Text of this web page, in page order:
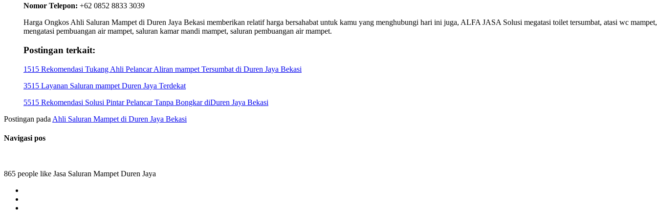
Nomor Telepon: +62 0852 8833 3039
Harga Ongkos Ahli Saluran Mampet di Duren Jaya Bekasi memberikan relatif harga bersahabat untuk kamu yang menghubungi hari ini juga, ALFA JASA Solusi megatasi toilet tersumbat, atasi wc
mengatasi pembuangan air mampet, saluran kamar mandi mampet, saluran pembuangan air mampet.
Postingan terkait:
1515 Rekomendasi Tukang Ahli Pelancar Aliran mampet Tersumbat di Duren Jaya Bekasi
3515 Layanan Saluran mampet Duren Jaya Terdekat
5515 Rekomendasi Solusi Pintar Pelancar Tanpa Bongkar diDuren Jaya Bekasi
Postingan pada Ahli Saluran Mampet di Duren Jaya Bekasi
Navigasi pos
865 people like Jasa Saluran Mampet Duren Jaya